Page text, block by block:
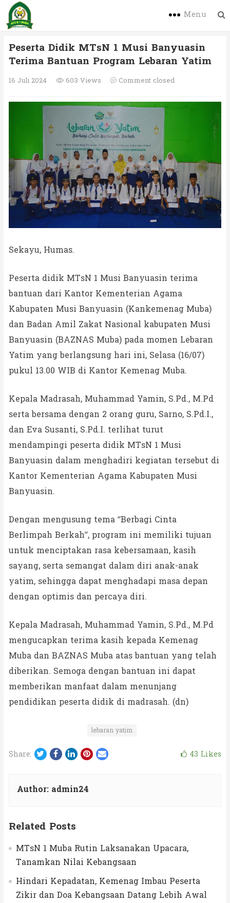
Menu
Peserta Didik MTsN 1 Musi Banyuasin
Terima Bantuan Program Lebaran Yatim
16 Juli 2024 603 Views Comment closed
Sekayu, Humas.
Peserta didik MTsN 1 Musi Banyuasin terima
bantuan dari Kantor Kementerian Agama
Kabupaten Musi Banyuasin (Kankemenag Muba)
dan Badan Amil Zakat Nasional kabupaten Musi
Banyuasin (BAZNAS Muba) pada momen Lebaran
Yatim yang berlangsung hari ini, Selasa (16/07)
pukul 13.00 WIB di Kantor Kemenag Muba.
Kepala Madrasah, Muhammad Yamin, S.Pd., M.Pd
serta bersama dengan 2 orang guru, Sarno, S.Pd.I.,
dan Eva Susanti, S.Pd.I. terlihat turut
mendampingi peserta didik MTsN 1 Musi
Banyuasin dalam menghadiri kegiatan tersebut di
Kantor Kementerian Agama Kabupaten Musi
Banyuasin.
Dengan mengusung tema “Berbagi Cinta
Berlimpah Berkah”, program ini memiliki tujuan
untuk menciptakan rasa kebersamaan, kasih
sayang, serta semangat dalam diri anak-anak
yatim, sehingga dapat menghadapi masa depan
dengan optimis dan percaya diri.
Kepala Madrasah, Muhammad Yamin, S.Pd., M.Pd
mengucapkan terima kasih kepada Kemenag
Muba dan BAZNAS Muba atas bantuan yang telah
diberikan. Semoga dengan bantuan ini dapat
memberikan manfaat dalam menunjang
pendidikan peserta didik di madrasah. (dn)
lebaran yatim
Share: Twitter
Facebook
LinkedIn
Pinterest
Email 43 Likes
Author: admin24
Related Posts
MTsN 1 Muba Rutin Laksanakan Upacara,
Tanamkan Nilai Kebangsaan
Hindari Kepadatan, Kemenag Imbau Peserta
Zikir dan Doa Kebangsaan Datang Lebih Awal